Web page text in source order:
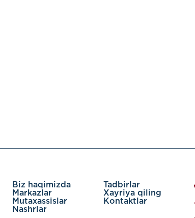
Biz haqimizda
Markazlar
Mutaxassislar
Nashrlar
Tadbirlar
Xayriya qiling
Kontaktlar